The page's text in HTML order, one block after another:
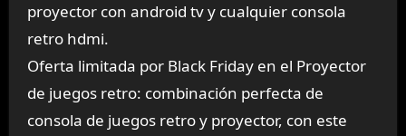
proyector con android tv y cualquier consola
retro hdmi.
Oferta limitada por Black Friday en el Proyector
de juegos retro: combinación perfecta de
consola de juegos retro y proyector, con este